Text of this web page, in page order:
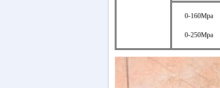
0-160Mpa
0-250Mpa